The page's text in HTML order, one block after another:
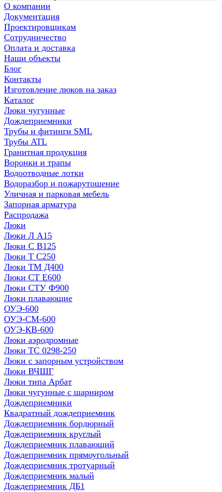
О компании
Документация
Проектировщикам
Сотрудничество
Оплата и доставка
Наши объекты
Блог
Контакты
Изготовление люков на заказ
Каталог
Люки чугунные
Дождеприемники
Трубы и фитинги SML
Трубы ATL
Гранитная продукция
Воронки и трапы
Водоотводные лотки
Водоразбор и пожарутошение
Уличная и парковая мебель
Запорная арматура
Распродажа
Люки
Люки Л А15
Люки С В125
Люки Т С250
Люки ТМ Д400
Люки СТ Е600
Люки СТУ Ф900
Люки плавающие
ОУЭ-600
ОУЭ-СМ-600
ОУЭ-КВ-600
Люки аэродромные
Люки ТС 0298-250
Люки с запорным устройством
Люки ВЧШГ
Люки типа Арбат
Люки чугунные с шарниром
Дождеприемники
Квадратный дождеприемник
Дождеприемник бордюрный
Дождеприемник круглый
Дождеприемник плавающий
Дождеприемник прямоугольный
Дождеприемник тротуарный
Дождеприемник малый
Дождеприемник ДБ1